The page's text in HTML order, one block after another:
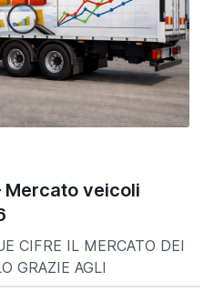
Mercato veicoli
CIFRE IL MERCATO DEI
GRAZIE AGLI